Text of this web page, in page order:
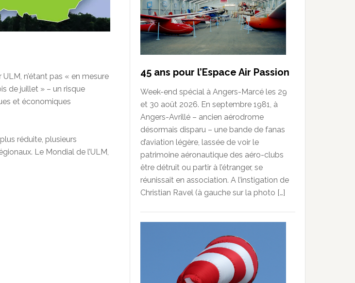
ULM, n’étant pas « en mesure
de juillet » – un risque
et économiques
réduite, plusieurs
Le Mondial de l’ULM,
45 ans pour l’Espace Air Passion
Week-end spécial à Angers-Marcé les 29
et 30 août 2026. En septembre 1981, à
Angers-Avrillé – ancien aérodrome
désormais disparu – une bande de fanas
d’aviation légère, lassée de voir le
patrimoine aéronautique des aéro-clubs
être détruit ou partir à l’étranger, se
réunissait en association. A l’instigation de
Christian Ravel (à gauche sur la photo […]